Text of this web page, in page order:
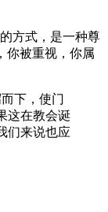
方式，是一种尊
你被重视，你属
下，使门
这在教会诞
们来说也应